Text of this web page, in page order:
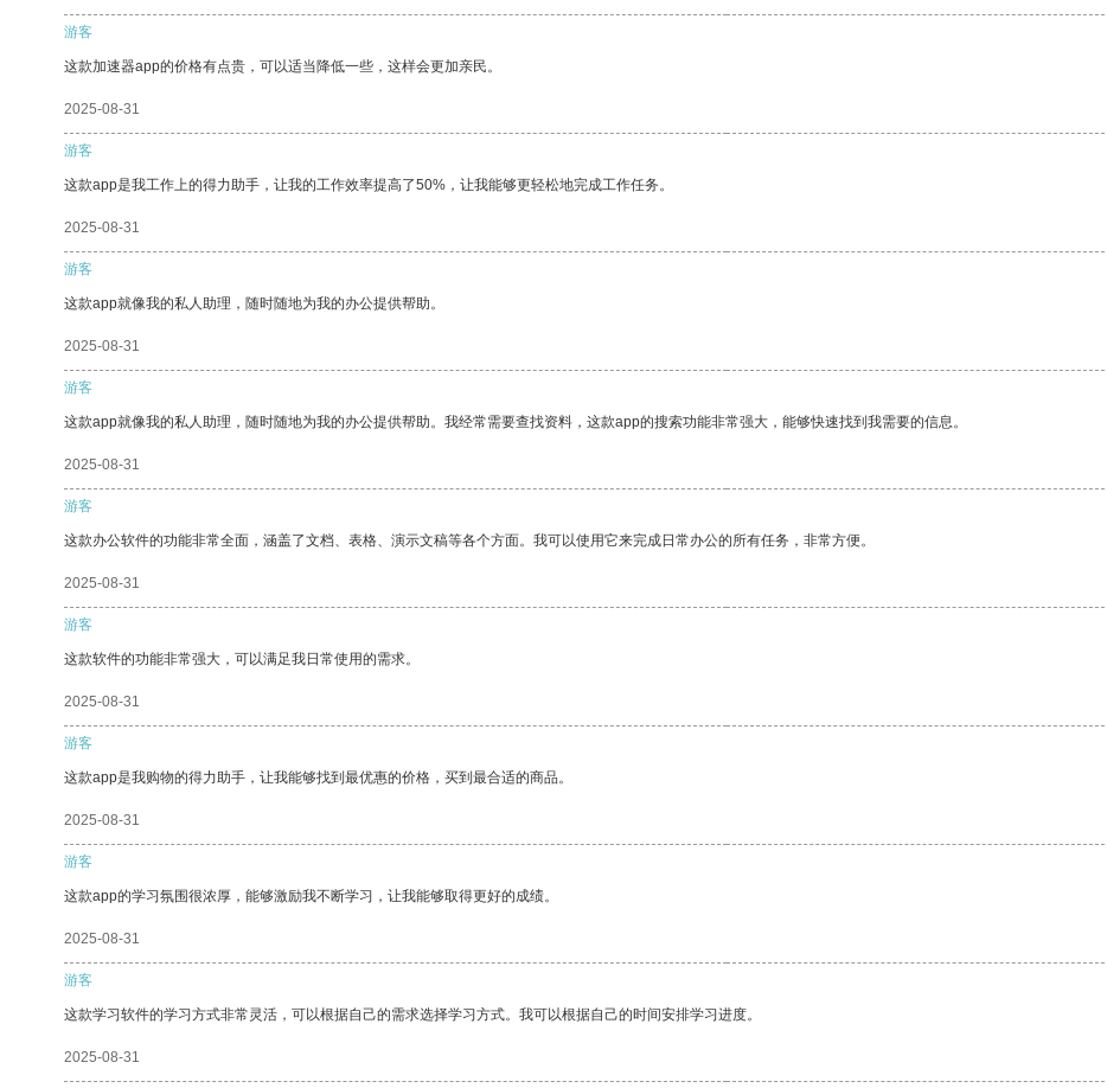
游客
这款加速器app的价格有点贵，可以适当降低一些，这样会更加亲民。
2025-08-31
游客
这款app是我工作上的得力助手，让我的工作效率提高了50%，让我能够更轻松地完成工作任务。
2025-08-31
游客
这款app就像我的私人助理，随时随地为我的办公提供帮助。
2025-08-31
游客
这款app就像我的私人助理，随时随地为我的办公提供帮助。我经常需要查找资料，这款app的搜索功能非常强大，能够快速找到我需要的信息。
2025-08-31
游客
这款办公软件的功能非常全面，涵盖了文档、表格、演示文稿等各个方面。我可以使用它来完成日常办公的所有任务，非常方便。
2025-08-31
游客
这款软件的功能非常强大，可以满足我日常使用的需求。
2025-08-31
游客
这款app是我购物的得力助手，让我能够找到最优惠的价格，买到最合适的商品。
2025-08-31
游客
这款app的学习氛围很浓厚，能够激励我不断学习，让我能够取得更好的成绩。
2025-08-31
游客
这款学习软件的学习方式非常灵活，可以根据自己的需求选择学习方式。我可以根据自己的时间安排学习进度。
2025-08-31